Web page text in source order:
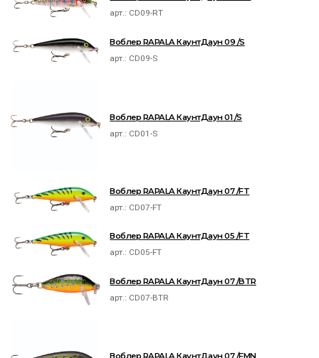
арт.: CD09-RT
Воблер RAPALA КаунтДаун 09 /S
арт.: CD09-S
Воблер RAPALA КаунтДаун 01 /S
арт.: CD01-S
Воблер RAPALA КаунтДаун 07 /FT
арт.: CD07-FT
Воблер RAPALA КаунтДаун 05 /FT
арт.: CD05-FT
Воблер RAPALA КаунтДаун 07 /BTR
арт.: CD07-BTR
Воблер RAPALA КаунтДаун 07 /FMN